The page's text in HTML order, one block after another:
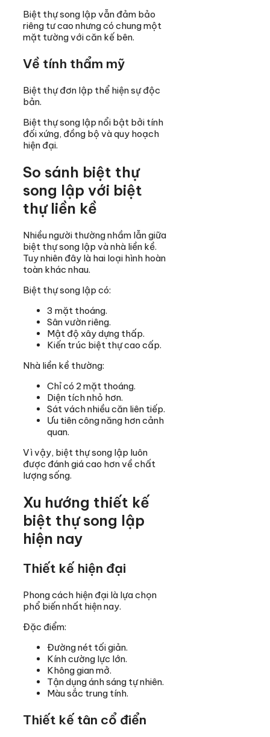
Biệt thự song lập vẫn đảm bảo
riêng tư cao nhưng có chung một
mặt tường với căn kế bên.
Về tính thẩm mỹ
Biệt thự đơn lập thể hiện sự độc
bản.
Biệt thự song lập nổi bật bởi tính
đối xứng, đồng bộ và quy hoạch
hiện đại.
So sánh biệt thự
song lập với biệt
thự liền kề
Nhiều người thường nhầm lẫn giữa
biệt thự song lập và nhà liền kề.
Tuy nhiên đây là hai loại hình hoàn
toàn khác nhau.
Biệt thự song lập có:
3 mặt thoáng.
Sân vườn riêng.
Mật độ xây dựng thấp.
Kiến trúc biệt thự cao cấp.
Nhà liền kề thường:
Chỉ có 2 mặt thoáng.
Diện tích nhỏ hơn.
Sát vách nhiều căn liên tiếp.
Ưu tiên công năng hơn cảnh
quan.
Vì vậy, biệt thự song lập luôn
được đánh giá cao hơn về chất
lượng sống.
Xu hướng thiết kế
biệt thự song lập
hiện nay
Thiết kế hiện đại
Phong cách hiện đại là lựa chọn
phổ biến nhất hiện nay.
Đặc điểm:
Đường nét tối giản.
Kính cường lực lớn.
Không gian mở.
Tận dụng ánh sáng tự nhiên.
Màu sắc trung tính.
Thiết kế tân cổ điển